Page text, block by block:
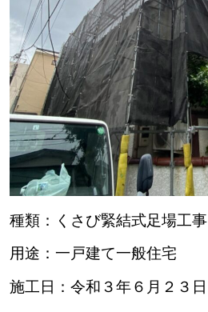
種類：くさび緊結式足場工事
用途：一戸建て一般住宅
施工日：令和３年６月２３日